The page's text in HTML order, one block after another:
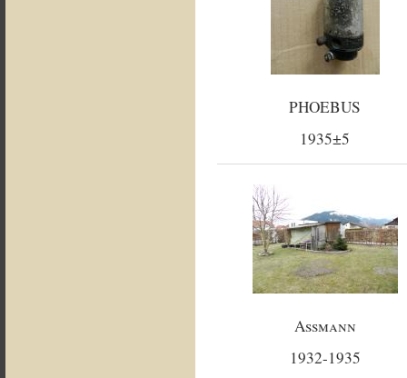
PHOEBUS
1935±5
Assmann
1932-1935